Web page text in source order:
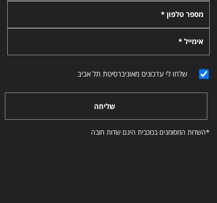
מספר טלפון *
אימייל *
שלחו לי עדכונים מאוניברסיטת תל אביב
שליחה
*השדות המסומנים בכוכבית הינם שדות חובה